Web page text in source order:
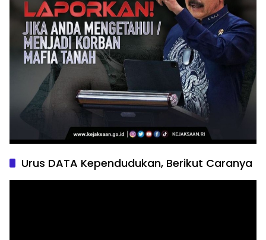
Urus DATA Kependudukan, Berikut Caranya